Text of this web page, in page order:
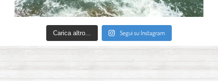
Carica altro... Segui su Instagram